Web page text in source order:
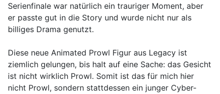
Serienfinale war natürlich ein trauriger Moment, aber
er passte gut in die Story und wurde nicht nur als
billiges Drama genutzt.
Diese neue Animated Prowl Figur aus Legacy ist
ziemlich gelungen, bis halt auf eine Sache: das Gesicht
ist nicht wirklich Prowl. Somit ist das für mich hier
nicht Prowl, sondern stattdessen ein junger Cyber-